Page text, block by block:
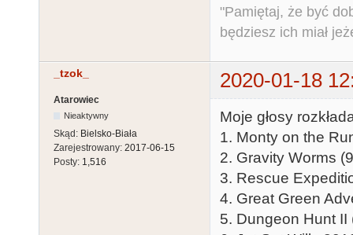
"Pamiętaj, że być
będziesz ich miał
_tzok_ 2020-01-18
Atarowiec
Nieaktywny
Skąd: Bielsko-Biała
Zarejestrowany: 2017-06-15
Posty: 1,516
Moje głosy
1. Monty on the
2. Gravity Worms
3. Rescue
4. Great Green
5. Dungeon Hunt II